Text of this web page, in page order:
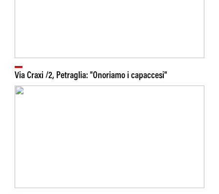
Via Craxi /2, Petraglia: "Onoriamo i capaccesi"